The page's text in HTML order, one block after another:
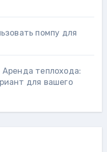
помпу для
Аренда теплохода:
для вашего